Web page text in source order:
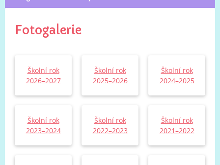
Fotogalerie
Školní rok
2026–2027
Školní rok
2025–2026
Školní rok
2024–2025
Školní rok
2023–2024
Školní rok
2022–2023
Školní rok
2021–2022